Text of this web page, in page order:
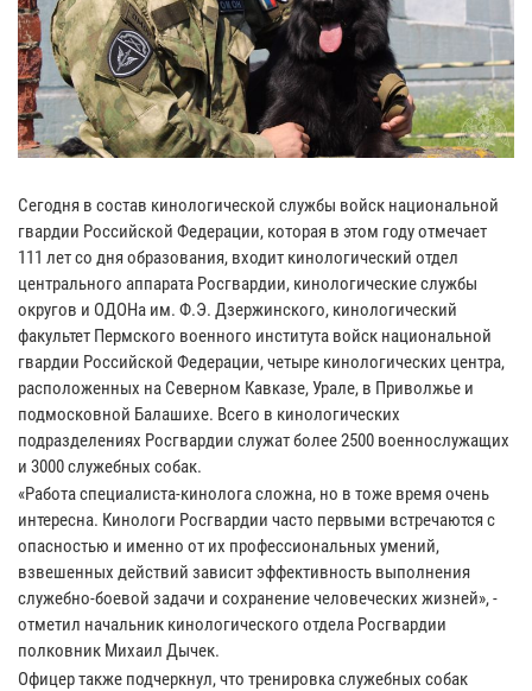
Сегодня в состав кинологической службы войск национальной
гвардии Российской Федерации, которая в этом году отмечает
111 лет со дня образования, входит кинологический отдел
центрального аппарата Росгвардии, кинологические службы
округов и ОДОНа им. Ф.Э. Дзержинского, кинологический
факультет Пермского военного института войск национальной
гвардии Российской Федерации, четыре кинологических центра,
расположенных на Северном Кавказе, Урале, в Приволжье и
подмосковной Балашихе. Всего в кинологических
подразделениях Росгвардии служат более 2500 военнослужащих
и 3000 служебных собак.
«Работа специалиста-кинолога сложна, но в тоже время очень
интересна. Кинологи Росгвардии часто первыми встречаются с
опасностью и именно от их профессиональных умений,
взвешенных действий зависит эффективность выполнения
служебно-боевой задачи и сохранение человеческих жизней», -
отметил начальник кинологического отдела Росгвардии
полковник Михаил Дычек.
Офицер также подчеркнул, что тренировка служебных собак